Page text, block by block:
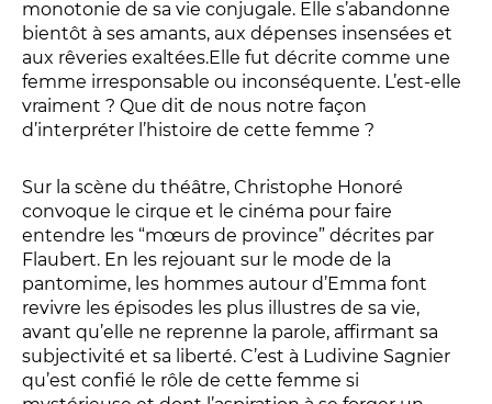
Festival de Magie
Festival de Tragédies
LE PUBLIC
VOUS ÊTES...
Enseignant
Relais
En famille
Étudiant
Entreprise
Entre amis, entre collègues
monotonie de sa vie conjugale. Elle s’abandonne
bientôt à ses amants, aux dépenses insensées et
aux rêveries exaltées.Elle fut décrite comme une
femme irresponsable ou inconséquente. L’est-elle
vraiment ? Que dit de nous notre façon
d’interpréter l’histoire de cette femme ?
Sur la scène du théâtre, Christophe Honoré
convoque le cirque et le cinéma pour faire
entendre les “mœurs de province” décrites par
Flaubert. En les rejouant sur le mode de la
pantomime, les hommes autour d’Emma font
revivre les épisodes les plus illustres de sa vie,
avant qu’elle ne reprenne la parole, affirmant sa
subjectivité et sa liberté. C’est à Ludivine Sagnier
qu’est confié le rôle de cette femme si